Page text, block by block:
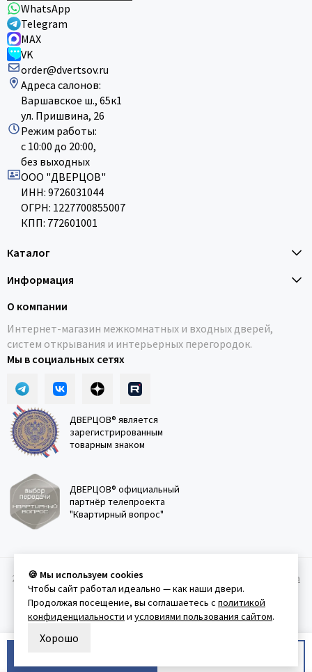
WhatsApp
Telegram
MAX
VK
order@dvertsov.ru
Адреса салонов:
Варшавское ш., 65к1
ул. Пришвина, 26
Режим работы:
с 10:00 до 20:00,
без выходных
ООО "ДВЕРЦОВ"
ИНН: 9726031044
ОГРН: 1227700855007
КПП: 772601001
Каталог
Информация
О компании
Интернет-магазин межкомнатных и входных дверей,
систем открывания и интерьерных перегородок.
Мы в социальных сетях
ДВЕРЦОВ® является
зарегистрированным
товарным знаком
ДВЕРЦОВ® официальный
партнёр телепроекта
"Квартирный вопрос"
2011-2026 © Дверцов. Карта сайта
Политика
конфеденциальности Условия использования сайта
🍪 Мы используем cookies
Чтобы сайт работал идеально — как наши двери.
Продолжая посещение, вы соглашаетесь с политикой
конфиденциальности и условиями пользования сайтом.
Хорошо